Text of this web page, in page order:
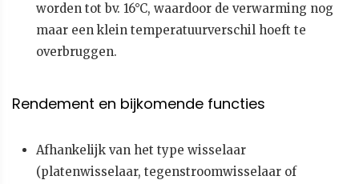
worden tot bv. 16°C, waardoor de verwarming nog
maar een klein temperatuurverschil hoeft te
overbruggen.
Rendement en bijkomende functies
Afhankelijk van het type wisselaar
(platenwisselaar, tegenstroomwisselaar of